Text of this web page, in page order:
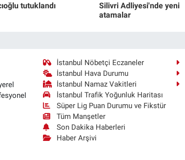
tutuklandı
Silivri Adliyesi'nde yeni
atamalar
İstanbul Nöbetçi Eczaneler
İstanbul Hava Durumu
İstanbul Namaz Vakitleri
İstanbul Trafik Yoğunluk Haritası
Süper Lig Puan Durumu ve Fikstür
Tüm Manşetler
Son Dakika Haberleri
Haber Arşivi